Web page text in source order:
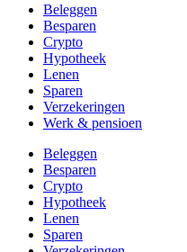
Beleggen
Besparen
Crypto
Hypotheek
Lenen
Sparen
Verzekeringen
Werk & pensioen
Beleggen
Besparen
Crypto
Hypotheek
Lenen
Sparen